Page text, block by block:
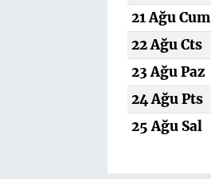
21 Ağu Cum
22 Ağu Cts
23 Ağu Paz
24 Ağu Pts
25 Ağu Sal